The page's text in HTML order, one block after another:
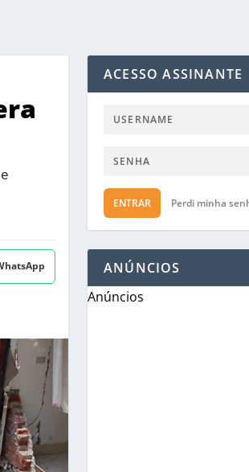
ACESSO ASSINANTE
ENTRAR Perdi minha
ANÚNCIOS
Anúncios